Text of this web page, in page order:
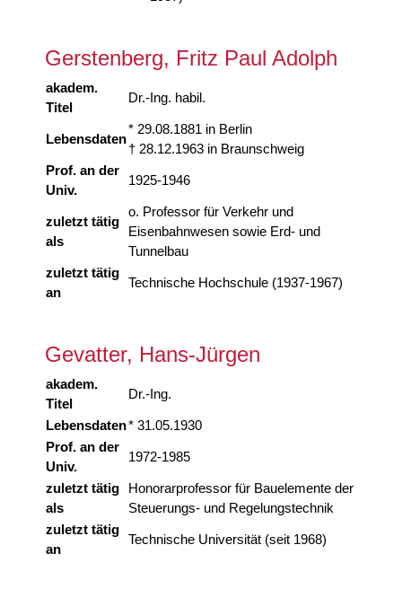
Gerstenberg, Fritz Paul Adolph
akadem.
Titel
Dr.-Ing. habil.
Lebensdaten
* 29.08.1881 in Berlin
† 28.12.1963 in Braunschweig
Prof. an der
Univ.
1925-1946
zuletzt tätig
als
o. Professor für Verkehr und
Eisenbahnwesen sowie Erd- und
Tunnelbau
zuletzt tätig
an
Technische Hochschule (1937-1967)
Gevatter, Hans-Jürgen
akadem.
Titel
Dr.-Ing.
Lebensdaten* 31.05.1930
Prof. an der
Univ.
1972-1985
zuletzt tätig
als
Honorarprofessor für Bauelemente der
Steuerungs- und Regelungstechnik
zuletzt tätig
an
Technische Universität (seit 1968)